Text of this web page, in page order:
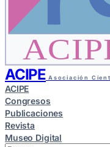
ACIPE Asociación
ACIPE
Congresos
Publicaciones
Revista
Museo Digital